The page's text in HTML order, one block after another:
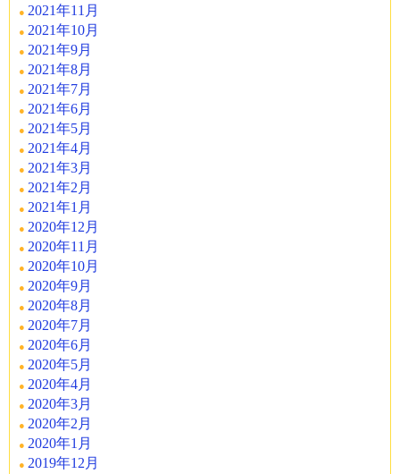
2021年11月
2021年10月
2021年9月
2021年8月
2021年7月
2021年6月
2021年5月
2021年4月
2021年3月
2021年2月
2021年1月
2020年12月
2020年11月
2020年10月
2020年9月
2020年8月
2020年7月
2020年6月
2020年5月
2020年4月
2020年3月
2020年2月
2020年1月
2019年12月